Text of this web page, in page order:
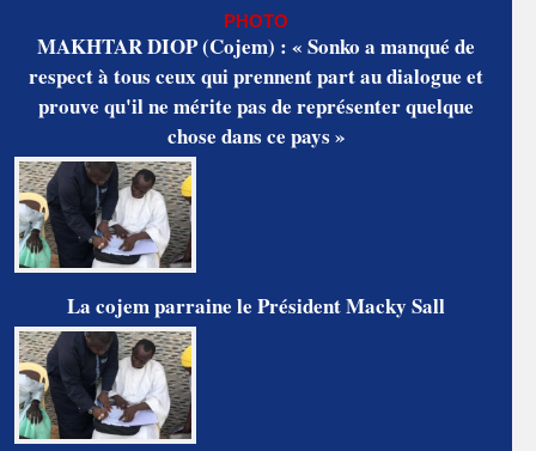
PHOTO
MAKHTAR DIOP (Cojem) : « Sonko a manqué de
respect à tous ceux qui prennent part au dialogue et
prouve qu'il ne mérite pas de représenter quelque
chose dans ce pays »
La cojem parraine le Président Macky Sall